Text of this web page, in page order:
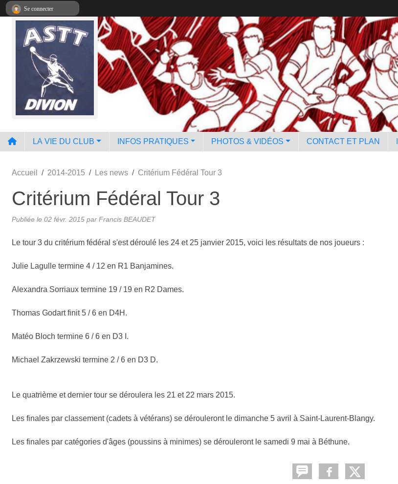
LA VIE DU CLUB INFOS PRATIQUES PHOTOS & VIDÉOS CONTACT ET PLAN
Accueil 2014-2015 Les news Critérium Fédéral Tour 3
Critérium Fédéral Tour 3
Publiée le 02 févr. 2015 par Francis BEAUDET
Le tour 3 du critérium fédéral s'est déroulé les 24 et 25 janvier 2015, voici les résultats de nos joueurs :
Julie Lagulle termine 4 / 12 en R1 Banjamines.
Alexandra Sorriaux termine 19 / 19 en R2 Dames.
Thomas Godart finit 5 / 6 en D4H.
Matéo Bloch termine 6 / 6 en D3 I.
Michael Zakrzewski termine 2 / 6 en D3 D.
Le quatrième et dernier tour se déroulera les 21 et 22 mars 2015.
Les finales par classement (cadets à vétérans) se dérouleront le dimanche 5 avril à Saint-Laurent-Blangy.
Les finales par catégories d'âges (poussins à minimes) se dérouleront le samedi 9 mai à Béthune.
Se connecter
Panneau de gestion des cookies